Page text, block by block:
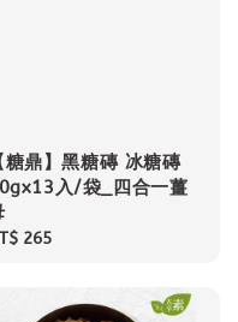
糖鼎】黑糖磚 冰糖磚
入/袋_四合一薑
265